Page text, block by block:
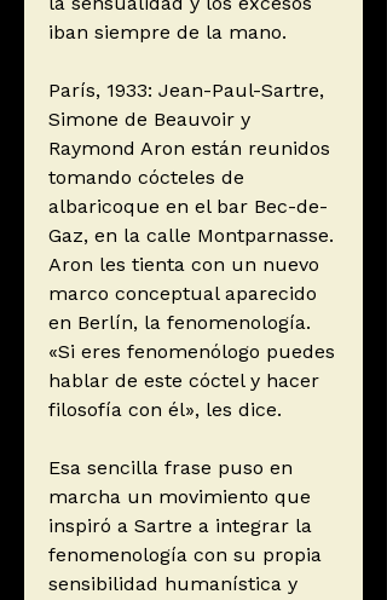
iban siempre de la mano.
París, 1933: Jean-Paul-Sartre,
Simone de Beauvoir y
Raymond Aron están reunidos
tomando cócteles de
albaricoque en el bar Bec-de-
Gaz, en la calle Montparnasse.
Aron les tienta con un nuevo
marco conceptual aparecido
en Berlín, la fenomenología.
«Si eres fenomenólogo puedes
hablar de este cóctel y hacer
filosofía con él», les dice.
Esa sencilla frase puso en
marcha un movimiento que
inspiró a Sartre a integrar la
fenomenología con su propia
sensibilidad humanística y